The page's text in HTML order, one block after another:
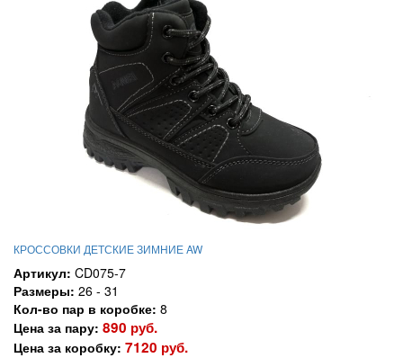
КРОССОВКИ ДЕТСКИЕ ЗИМНИЕ AW
Артикул: CD075-7
Размеры: 26 - 31
Кол-во пар в коробке: 8
Цена за пару: 890 руб.
Цена за коробку: 7120 руб.